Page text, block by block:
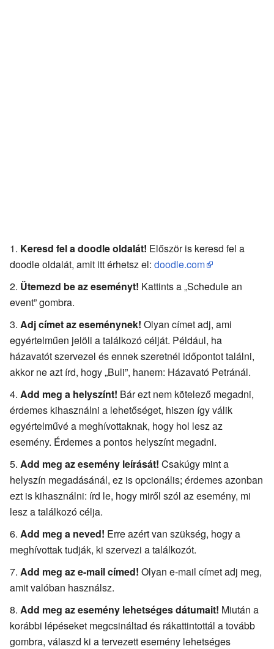
Keresd fel a doodle oldalát! Először is keresd fel a
doodle oldalát, amit itt érhetsz el: doodle.com
Ütemezd be az eseményt! Kattints a „Schedule an
event” gombra.
Adj címet az eseménynek! Olyan címet adj, ami
egyértelműen jelöli a találkozó célját. Például, ha
házavatót szervezel és ennek szeretnél időpontot találni,
akkor ne azt írd, hogy „Buli”, hanem: Házavató Petránál.
Add meg a helyszínt! Bár ezt nem kötelező megadni,
érdemes kihasználni a lehetőséget, hiszen így válik
egyértelművé a meghívottaknak, hogy hol lesz az
esemény. Érdemes a pontos helyszínt megadni.
Add meg az esemény leírását! Csakúgy mint a
helyszín megadásánál, ez is opcionális; érdemes azonban
ezt is kihasználni: írd le, hogy miről szól az esemény, mi
lesz a találkozó célja.
Add meg a neved! Erre azért van szükség, hogy a
meghívottak tudják, ki szervezi a találkozót.
Add meg az e-mail címed! Olyan e-mail címet adj meg,
amit valóban használsz.
Add meg az esemény lehetséges dátumait! Miután a
korábbi lépéseket megcsináltad és rákattintottál a tovább
gombra, válaszd ki a tervezett esemény lehetséges